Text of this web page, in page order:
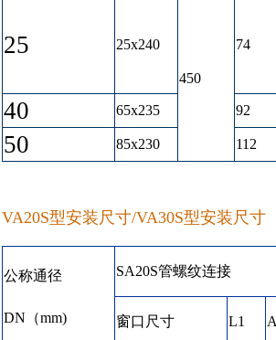
25 25x240
450
74
40 65x235 92
50 85x230 112
VA20S型安装尺寸/VA30S型安装尺寸
公称通径
DN（mm)
SA20S管螺纹连接
窗口尺寸 L1